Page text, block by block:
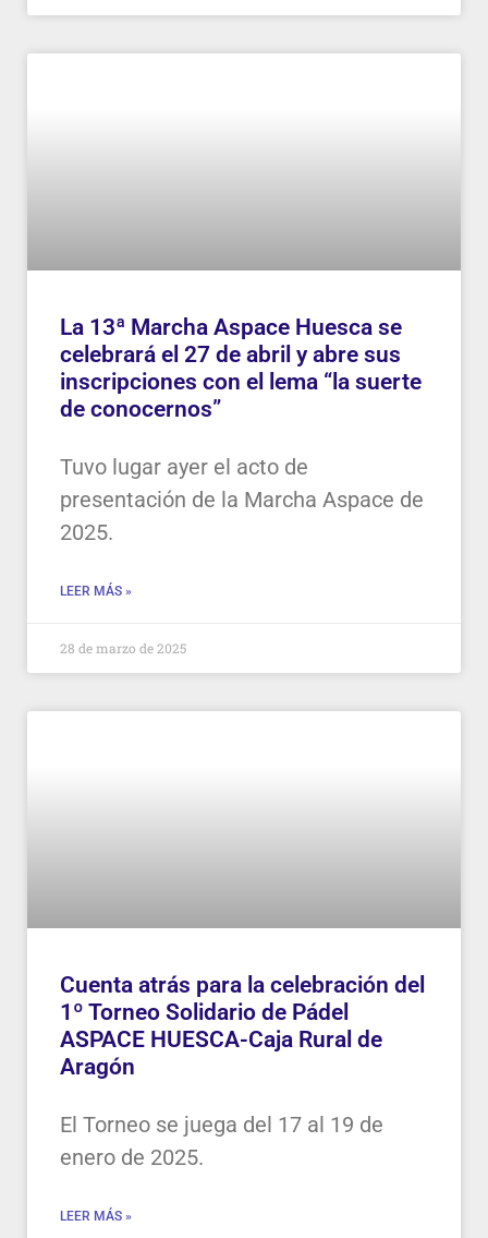
La 13ª Marcha Aspace Huesca se
celebrará el 27 de abril y abre sus
inscripciones con el lema “la suerte
de conocernos”
Tuvo lugar ayer el acto de
presentación de la Marcha Aspace de
2025.
LEER MÁS »
28 de marzo de 2025
Cuenta atrás para la celebración del
1º Torneo Solidario de Pádel
ASPACE HUESCA-Caja Rural de
Aragón
El Torneo se juega del 17 al 19 de
enero de 2025.
LEER MÁS »